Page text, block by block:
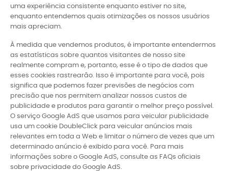
uma experiência consistente enquanto estiver no site,
enquanto entendemos quais otimizações os nossos usuários
mais apreciam.
À medida que vendemos produtos, é importante entendermos
as estatísticas sobre quantos visitantes de nosso site
realmente compram e, portanto, esse é o tipo de dados que
esses cookies rastrearão. Isso é importante para você, pois
significa que podemos fazer previsões de negócios com
precisão que nos permitem analizar nossos custos de
publicidade e produtos para garantir o melhor preço possível.
O serviço Google AdS que usamos para veicular publicidade
usa um cookie DoubleClick para veicular anúncios mais
relevantes em toda a Web e limitar o número de vezes que um
determinado anúncio é exibido para você. Para mais
informações sobre o Google AdS, consulte as FAQs oficiais
sobre privacidade do Google AdS.